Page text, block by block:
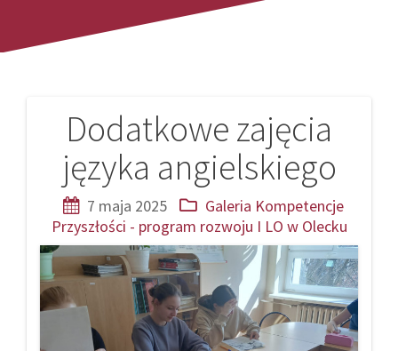
Dodatkowe zajęcia
języka angielskiego
7 maja 2025 Galeria Kompetencje
Przyszłości - program rozwoju I LO w Olecku
Nawigacja
wpisu